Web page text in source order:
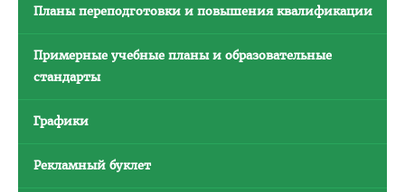
Интернатура
Методическое обеспечение интернатуры
Информация к квалификационному экзамену
Планы переподготовки и повышения квалификации
Примерные учебные планы и образовательные
стандарты
Графики
Рекламный буклет